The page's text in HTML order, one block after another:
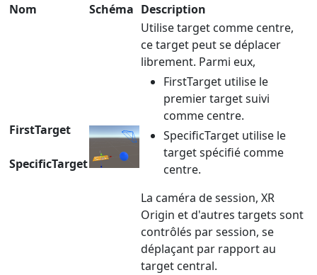
Nom
Schéma Description
FirstTarget
SpecificTarget
Utilise target comme centre,
ce target peut se déplacer
librement. Parmi eux,
FirstTarget utilise le
premier target suivi
comme centre.
SpecificTarget utilise le
target spécifié comme
centre.
La caméra de session, XR
Origin et d'autres targets sont
contrôlés par session, se
déplaçant par rapport au
target central.